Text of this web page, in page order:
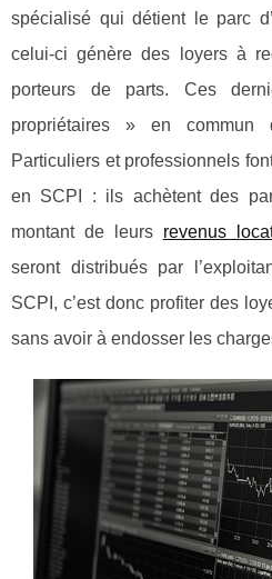
spécialisé qui détient le parc
celui-ci génère des loyers à
porteurs de parts. Ces
propriétaires » en commun
Particuliers et professionnels
en SCPI : ils achètent des
montant de leurs revenus
seront distribués par
SCPI, c’est donc profiter des
sans avoir à endosser les